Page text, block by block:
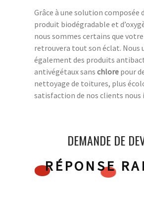
Grâce à une solution composée
produit biodégradable et
nous sommes certains que
retrouvera tout son éclat. Nous
également des produits
antivégétaux sans chlore pour
nettoyage de toitures, plus
satisfaction de nos clients nous
DEMANDE DE
RÉPONSE